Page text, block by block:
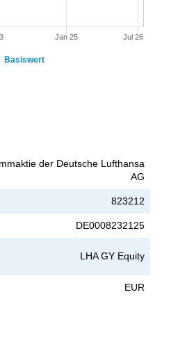
Jan 25 Jul 26
Basiswert
der Deutsche Lufthansa
AG
823212
DE0008232125
LHA GY Equity
EUR